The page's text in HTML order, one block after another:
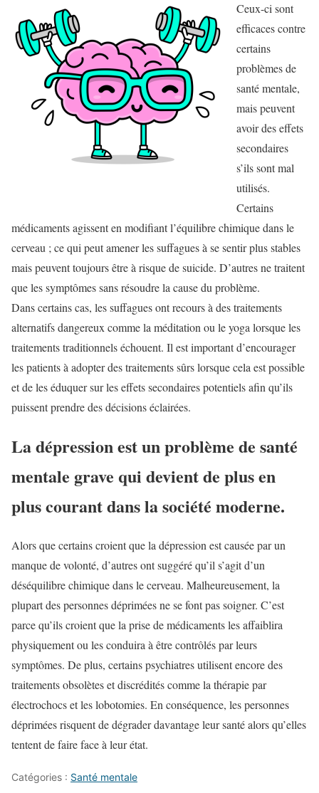
Ceux-ci sont
efficaces contre
certains
problèmes de
santé mentale,
mais peuvent
avoir des effets
secondaires
s’ils sont mal
utilisés.
Certains
médicaments agissent en modifiant l’équilibre chimique dans le
cerveau ; ce qui peut amener les suffagues à se sentir plus stables
mais peuvent toujours être à risque de suicide. D’autres ne traitent
que les symptômes sans résoudre la cause du problème.
Dans certains cas, les suffagues ont recours à des traitements
alternatifs dangereux comme la méditation ou le yoga lorsque les
traitements traditionnels échouent. Il est important d’encourager
les patients à adopter des traitements sûrs lorsque cela est possible
et de les éduquer sur les effets secondaires potentiels afin qu’ils
puissent prendre des décisions éclairées.
La dépression est un problème de santé
mentale grave qui devient de plus en
plus courant dans la société moderne.
Alors que certains croient que la dépression est causée par un
manque de volonté, d’autres ont suggéré qu’il s’agit d’un
déséquilibre chimique dans le cerveau. Malheureusement, la
plupart des personnes déprimées ne se font pas soigner. C’est
parce qu’ils croient que la prise de médicaments les affaiblira
physiquement ou les conduira à être contrôlés par leurs
symptômes. De plus, certains psychiatres utilisent encore des
traitements obsolètes et discrédités comme la thérapie par
électrochocs et les lobotomies. En conséquence, les personnes
déprimées risquent de dégrader davantage leur santé alors qu’elles
tentent de faire face à leur état.
Catégories : Santé mentale